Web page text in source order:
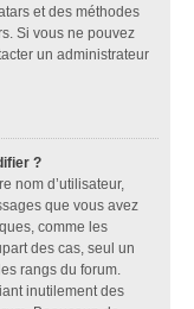
et des méthodes
Si vous ne pouvez
un administrateur
?
nom d’utilisateur,
que vous avez
comme les
des cas, seul un
rangs du forum.
inutilement des